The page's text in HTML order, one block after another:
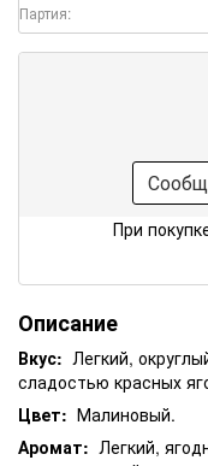
Партия:
При
Описание
Вкус: Легкий,
сладостью красных
Цвет: Малиновый.
Аромат: Легкий,